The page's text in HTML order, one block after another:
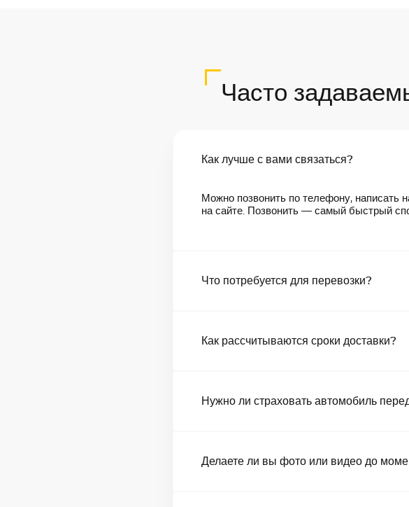
Часто
Как лучше с вами связаться?
Можно позвонить по телефону, написать
на сайте. Позвонить — самый быстрый
Что потребуется для перевозки?
Как рассчитываются сроки доставки?
Нужно ли страховать автомобиль
Делаете ли вы фото или видео до